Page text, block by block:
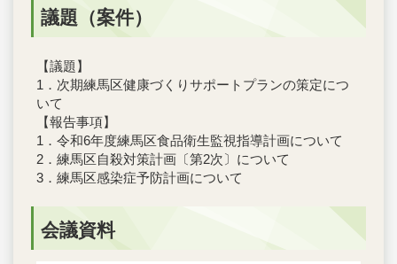
議題（案件）
【議題】
1．次期練馬区健康づくりサポートプランの策定につ
いて
【報告事項】
1．令和6年度練馬区食品衛生監視指導計画について
2．練馬区自殺対策計画〔第2次〕について
3．練馬区感染症予防計画について
会議資料